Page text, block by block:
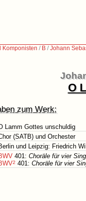
Komponisten / B /Johann
O
zum Werk:
Lamm Gottes unschuldig
(SATB) und Orchester
und Leipzig: Friedrich
401: Choräle für vier
2 401: Choräle für vier